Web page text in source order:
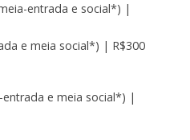
entrada e social*) |
e meia social*) | R$300
entrada e meia social*) |